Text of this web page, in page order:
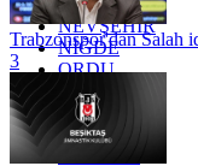
MUŞ
NEVŞEHİR
NİĞDE
ORDU
OSMANİYE
RİZE
SAKARYA
Trabzonspor'dan Salah
3